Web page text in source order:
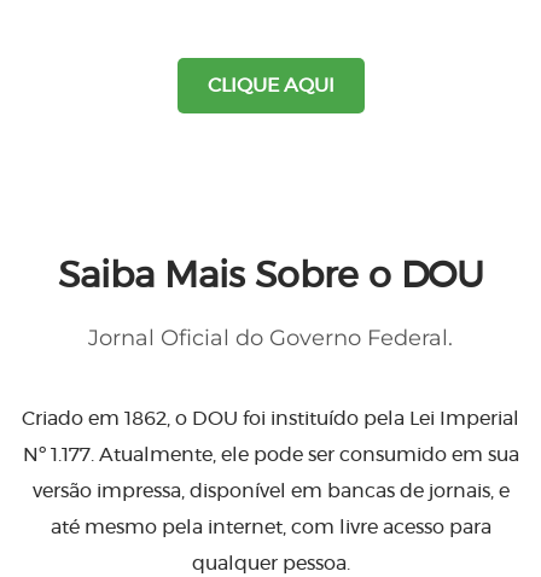
CLIQUE AQUI
Saiba Mais Sobre o DOU
Jornal Oficial do Governo Federal.
Criado em 1862, o DOU foi instituído pela Lei Imperial
Nº 1.177. Atualmente, ele pode ser consumido em sua
versão impressa, disponível em bancas de jornais, e
até mesmo pela internet, com livre acesso para
qualquer pessoa.